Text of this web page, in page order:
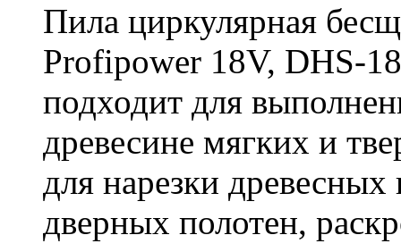
Пила циркулярная
Profipower 18V, DHS-
подходит для
древесине мягких и
для нарезки
дверных полотен,